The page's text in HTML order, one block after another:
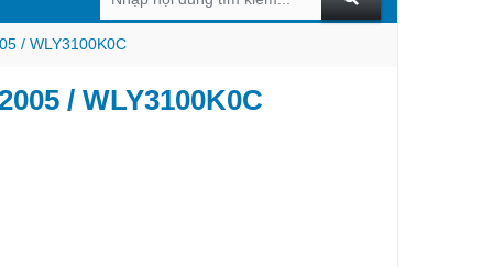
/ WLY3100K0C
/ WLY3100K0C